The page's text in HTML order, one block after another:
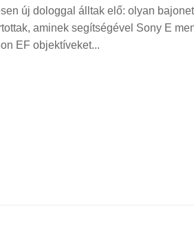
új dologgal álltak elő: olyan
aminek segítségével Sony E
EF objektíveket...